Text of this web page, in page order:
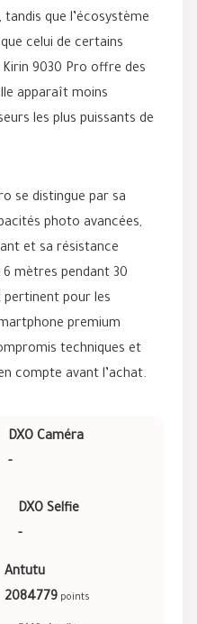
que l’écosystème
celui de certains
9030 Pro offre des
apparaît moins
les plus puissants de
se distingue par sa
photo avancées,
et sa résistance
6 mètres pendant 30
pertinent pour les
premium
techniques et
compte avant l’achat.
DXO Caméra
-
DXO Selfie
-
Antutu
2084779 points